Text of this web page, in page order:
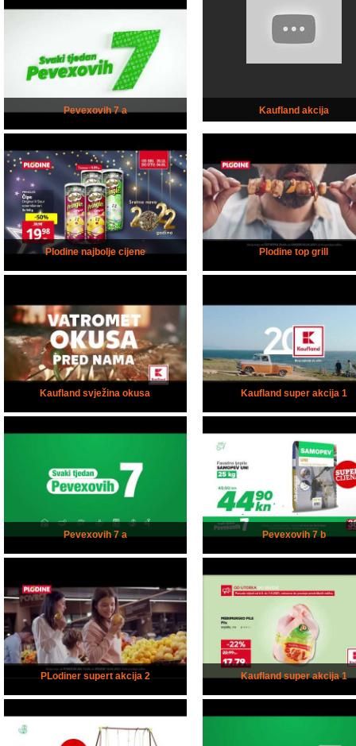
Pevexovih 7 a Kaufland akcija
Plodine najbolje cijene Plodine top grill
Kaufland svježina okusa Kaufland super akcija 1
Pevexovih 7 a Pevexovih 7 b
PLodiner supert akcija 2 Kaufland super akcija 1